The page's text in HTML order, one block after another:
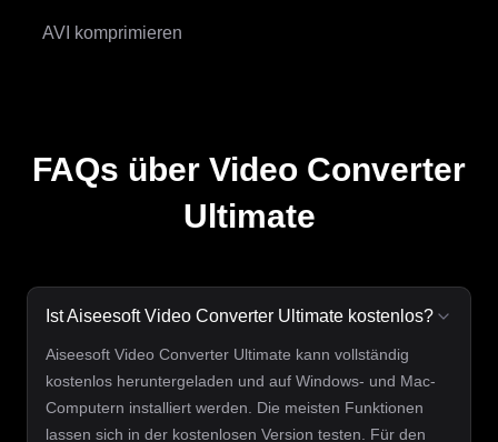
AVI komprimieren
FAQs über Video Converter
Ultimate
Ist Aiseesoft Video Converter Ultimate kostenlos?
Aiseesoft Video Converter Ultimate kann vollständig
kostenlos heruntergeladen und auf Windows- und Mac-
Computern installiert werden. Die meisten Funktionen
lassen sich in der kostenlosen Version testen. Für den